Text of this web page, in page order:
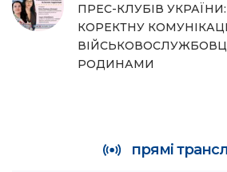
ПРЕС-КЛУБІВ
КОРЕКТНУ
РОДИНАМИ
прямі